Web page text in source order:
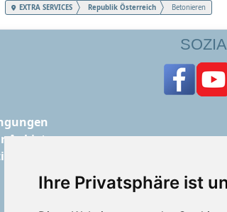
Ihre Privatsphäre ist
EXTRA SERVICES Republik Österreich Betonieren
Anbieter